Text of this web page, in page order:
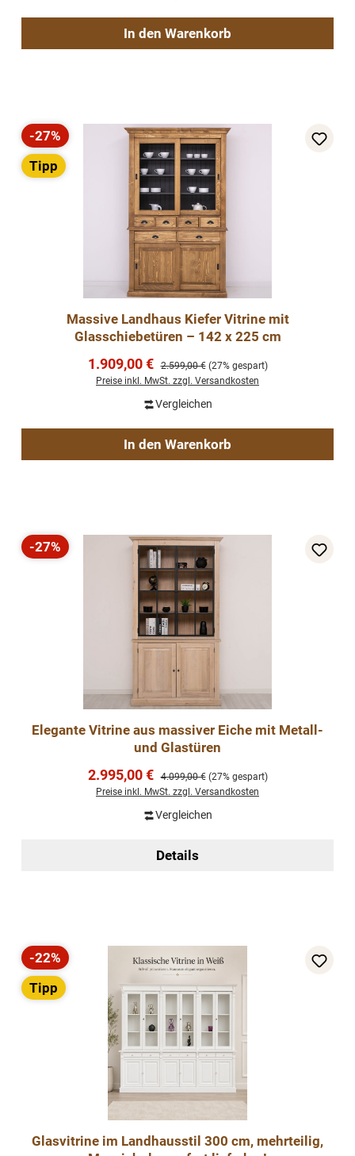
In den Warenkorb
Rabatt
-27%
Tipp
Massive Landhaus Kiefer Vitrine mit
Glasschiebetüren – 142 x 225 cm
Verkaufspreis:
1.909,00 € Regulärer Preis:
2.599,00 € (27% gespart)
Preise inkl. MwSt. zzgl. Versandkosten
Vergleichen
In den Warenkorb
Rabatt
-27%
Elegante Vitrine aus massiver Eiche mit Metall-
und Glastüren
Verkaufspreis:
2.995,00 € Regulärer Preis:
4.099,00 € (27% gespart)
Preise inkl. MwSt. zzgl. Versandkosten
Vergleichen
Details
Rabatt
-22%
Tipp
Glasvitrine im Landhausstil 300 cm, mehrteilig,